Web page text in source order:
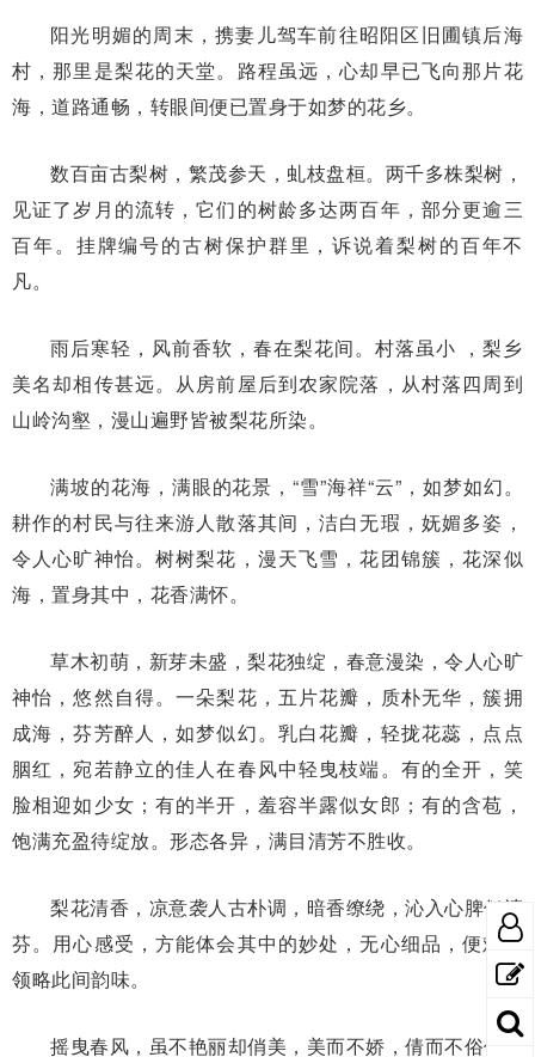
阳光明媚的周末，携妻儿驾车前往昭阳区旧圃镇后海
村，那里是梨花的天堂。路程虽远，心却早已飞向那片花
海，道路通畅，转眼间便已置身于如梦的花乡。
数百亩古梨树，繁茂参天，虬枝盘桓。两千多株梨树，
见证了岁月的流转，它们的树龄多达两百年，部分更逾三
百年。挂牌编号的古树保护群里，诉说着梨树的百年不
凡。
雨后寒轻，风前香软，春在梨花间。村落虽小 ，梨乡
美名却相传甚远。从房前屋后到农家院落，从村落四周到
山岭沟壑，漫山遍野皆被梨花所染。
满坡的花海，满眼的花景，“雪”海祥“云”，如梦如幻。
耕作的村民与往来游人散落其间，洁白无瑕，妩媚多姿，
令人心旷神怡。树树梨花，漫天飞雪，花团锦簇，花深似
海，置身其中，花香满怀。
草木初萌，新芽未盛，梨花独绽，春意漫染，令人心旷
神怡，悠然自得。一朵梨花，五片花瓣，质朴无华，簇拥
成海，芬芳醉人，如梦似幻。乳白花瓣，轻拢花蕊，点点
胭红，宛若静立的佳人在春风中轻曳枝端。有的全开，笑
脸相迎如少女；有的半开，羞容半露似女郎；有的含苞，
饱满充盈待绽放。形态各异，满目清芳不胜收。
梨花清香，凉意袭人古朴调，暗香缭绕，沁入心脾似清
芬。用心感受，方能体会其中的妙处，无心细品，便难以
领略此间韵味。
摇曳春风，虽不艳丽却俏美，美而不娇，倩而不俗似玉